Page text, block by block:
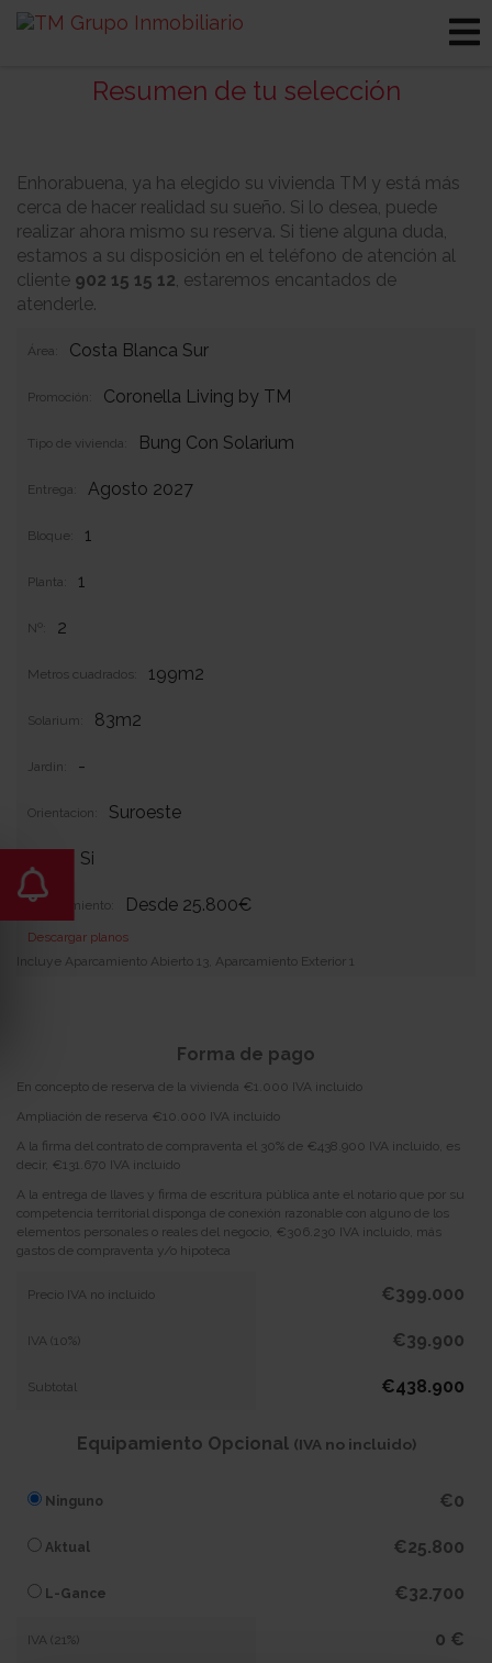
Resumen de tu selección
Enhorabuena, ya ha elegido su vivienda TM y está más
cerca de hacer realidad su sueño. Si lo desea, puede
realizar ahora mismo su reserva. Si tiene alguna duda,
estamos a su disposición en el teléfono de atención al
cliente 902 15 15 12, estaremos encantados de
atenderle.
Área: Costa Blanca Sur
Promoción: Coronella Living by TM
Tipo de vivienda: Bung Con Solarium
Entrega: Agosto 2027
Bloque: 1
Planta: 1
Nº: 2
Metros cuadrados: 199m2
Solarium: 83m2
Jardin: -
Orientacion: Suroeste
Si
Equipamiento: Desde 25.800€
Descargar planos
Incluye Aparcamiento Abierto 13, Aparcamiento Exterior 1
Forma de pago
En concepto de reserva de la vivienda €1.000 IVA incluido
Ampliación de reserva €10.000 IVA incluido
A la firma del contrato de compraventa el 30% de €438.900 IVA incluido, es
decir, €131.670 IVA incluido
A la entrega de llaves y firma de escritura pública ante el notario que por su
competencia territorial disponga de conexión razonable con alguno de los
elementos personales o reales del negocio, €306.230 IVA incluido, más
gastos de compraventa y/o hipoteca
Precio IVA no incluido €399.000
IVA (10%) €39.900
Subtotal €438.900
Equipamiento Opcional (IVA no incluido)
Ninguno €0
Aktual €25.800
L-Gance €32.700
IVA (21%) 0 €